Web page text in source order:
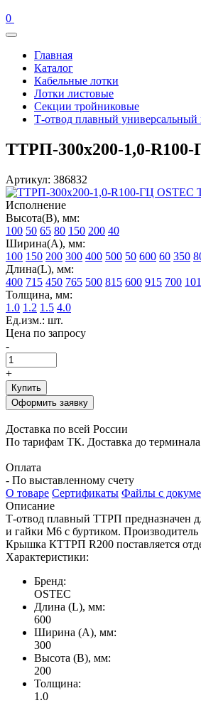
0
Главная
Каталог
Кабельные лотки
Лотки листовые
Секции тройниковые
Т-отвод плавный
ТТРП-300х200-1,0-
Артикул: 386832
Исполнение
Высота(В), мм:
100 50 65 80 150 200 40
Ширина(А), мм:
100 150 200 300 400 500 50 600 60 350
Длина(L), мм:
400 715 450 765 500 815 600 915 700
Толщина, мм:
1.0 1.2 1.5 4.0
Ед.изм.: шт.
Цена по запросу
-
+
Купить
Оформить заявку
Доставка по всей России
По тарифам ТК. Доставка до
Оплата
- По выставленному счету
О товаре Сертификаты Файлы с
Описание
Т-отвод плавный ТТРП предназначен
и гайки М6 с буртиком.
Крышка КТТРП R200 поставляется
Характеристики:
Бренд:
OSTEC
Длина (L), мм:
600
Ширина (А), мм:
300
Высота (В), мм:
200
Толщина:
1.0